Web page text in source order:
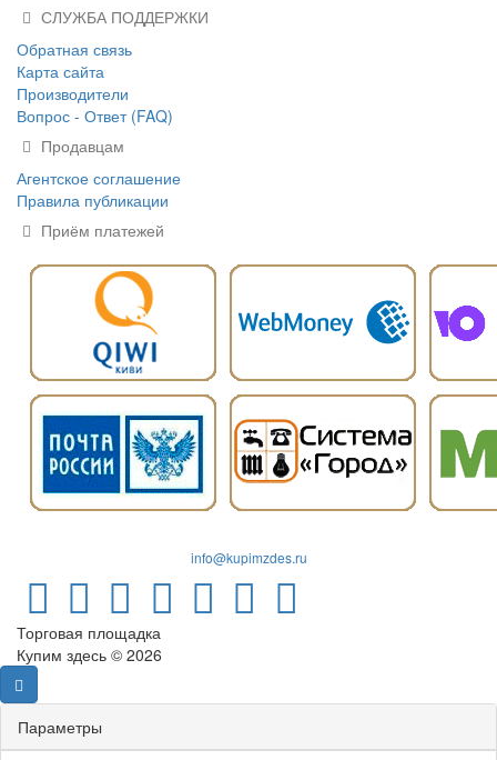
СЛУЖБА ПОДДЕРЖКИ
Обратная связь
Карта сайта
Производители
Вопрос - Ответ (FAQ)
Продавцам
Агентское соглашение
Правила публикации
Приём платежей
info@kupimzdes.ru
Торговая площадка
Купим здесь © 2026
Параметры